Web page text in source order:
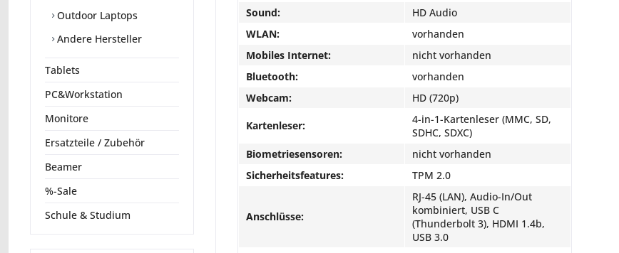
Outdoor Laptops
Andere Hersteller
Tablets
PC&Workstation
Monitore
Ersatzteile / Zubehör
Beamer
%-Sale
Schule & Studium
Sound:
HD Audio
WLAN:
vorhanden
Mobiles Internet:
nicht vorhanden
Bluetooth:
vorhanden
Webcam:
HD (720p)
Kartenleser:
4-in-1-Kartenleser (MMC, SD,
SDHC, SDXC)
Biometriesensoren:
nicht vorhanden
Sicherheitsfeatures:
TPM 2.0
Anschlüsse:
RJ-45 (LAN), Audio-In/Out
kombiniert, USB C
(Thunderbolt 3), HDMI 1.4b,
USB 3.0